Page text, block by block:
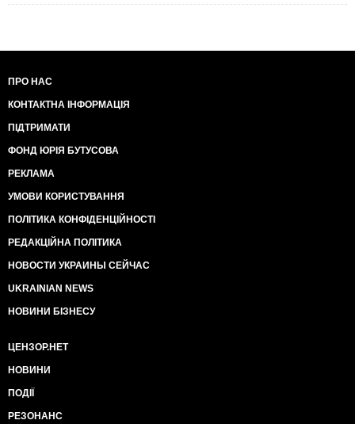
ПРО НАС
КОНТАКТНА ІНФОРМАЦІЯ
ПІДТРИМАТИ
ФОНД ЮРІЯ БУТУСОВА
РЕКЛАМА
УМОВИ КОРИСТУВАННЯ
ПОЛІТИКА КОНФІДЕНЦІЙНОСТІ
РЕДАКЦІЙНА ПОЛІТИКА
НОВОСТИ УКРАИНЫ СЕЙЧАС
UKRAINIAN NEWS
НОВИНИ БІЗНЕСУ
ЦЕНЗОР.НЕТ
НОВИНИ
ПОДІЇ
РЕЗОНАНС